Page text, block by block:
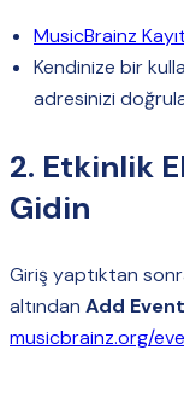
MusicBrainz
Kendinize bir
adresinizi
2. Etkinlik
Gidin
Giriş yaptıktan
altından Add Event
musicbrainz.org/